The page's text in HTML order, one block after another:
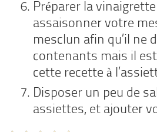
Préparer la
assaisonner votre
mesclun afin qu’il ne
contenants mais il
cette recette à
Disposer un peu de
assiettes, et ajouter